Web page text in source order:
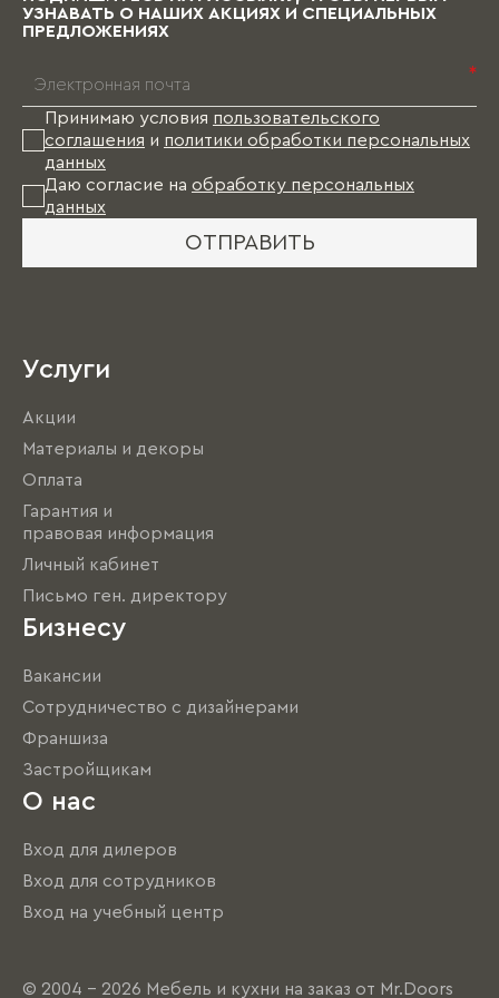
без мебели.
УЗНАВАТЬ О НАШИХ АКЦИЯХ И СПЕЦИАЛЬНЫХ
ПРЕДЛОЖЕНИЯХ
*
Принимаю условия пользовательского
соглашения и политики обработки персональных
данных
Даю согласие на обработку персональных
данных
ОТПРАВИТЬ
Услуги
Акции
Материалы и декоры
Оплата
Гарантия и
правовая информация
Личный кабинет
Письмо ген. директору
Бизнесу
Вакансии
Сотрудничество с дизайнерами
Франшиза
Застройщикам
О нас
Вход для дилеров
Вход для сотрудников
Вход на учебный центр
© 2004 - 2026 Мебель и кухни на заказ от Mr.Doors